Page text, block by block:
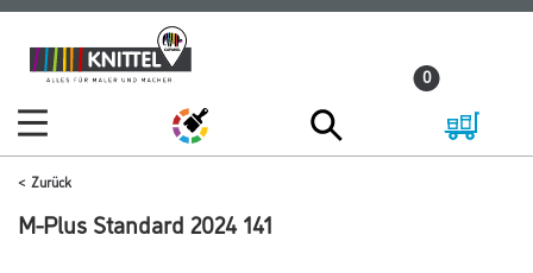
Zum
Inhalt
Zum
Navigationsmenü
0
Zurück
M-Plus Standard 2024 141